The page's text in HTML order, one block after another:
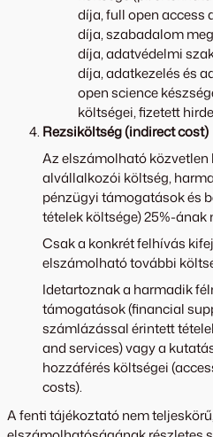
díja, full open access
díja, szabadalom
díja, adatvédelmi
díja, adatkezelés és
open science
költségei, fizetett
Rezsiköltség (indirect cost)
Az elszámolható közvetlen
alvállalkozói költség,
pénzügyi támogatások és
tételek költsége) 25%-
Csak a konkrét felhívás
elszámolható további
Idetartoznak a harmadik
támogatások (financial
számlázással érintett
and services) vagy a
hozzáférés költségei
costs).
A fenti tájékoztató nem